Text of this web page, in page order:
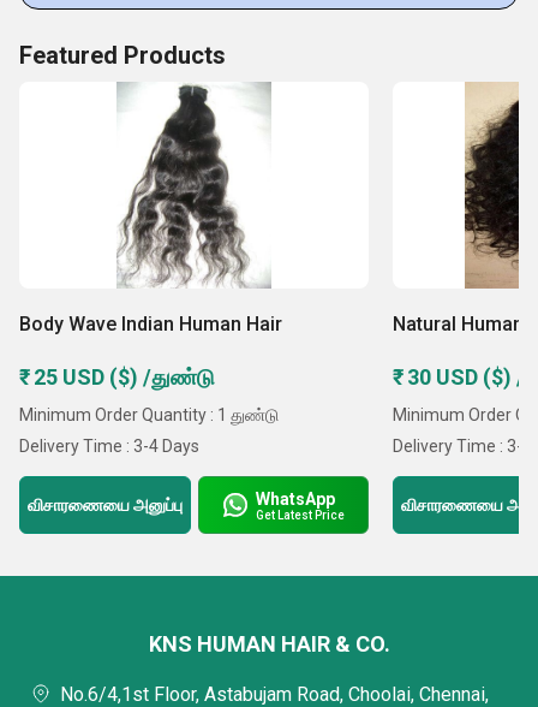
Featured Products
Body Wave Indian Human Hair
₹ 25 USD ($) /துண்டு
Minimum Order Quantity : 1 துண்டு
Delivery Time : 3-4 Days
விசாரணையை அனுப்பு WhatsApp
Get Latest Price
Natural Human
₹ 30 USD ($) /
Minimum Order
Delivery Time : 3-4
விசாரணையை
KNS HUMAN HAIR & CO.
No.6/4,1st Floor, Astabujam Road, Choolai, Chennai,